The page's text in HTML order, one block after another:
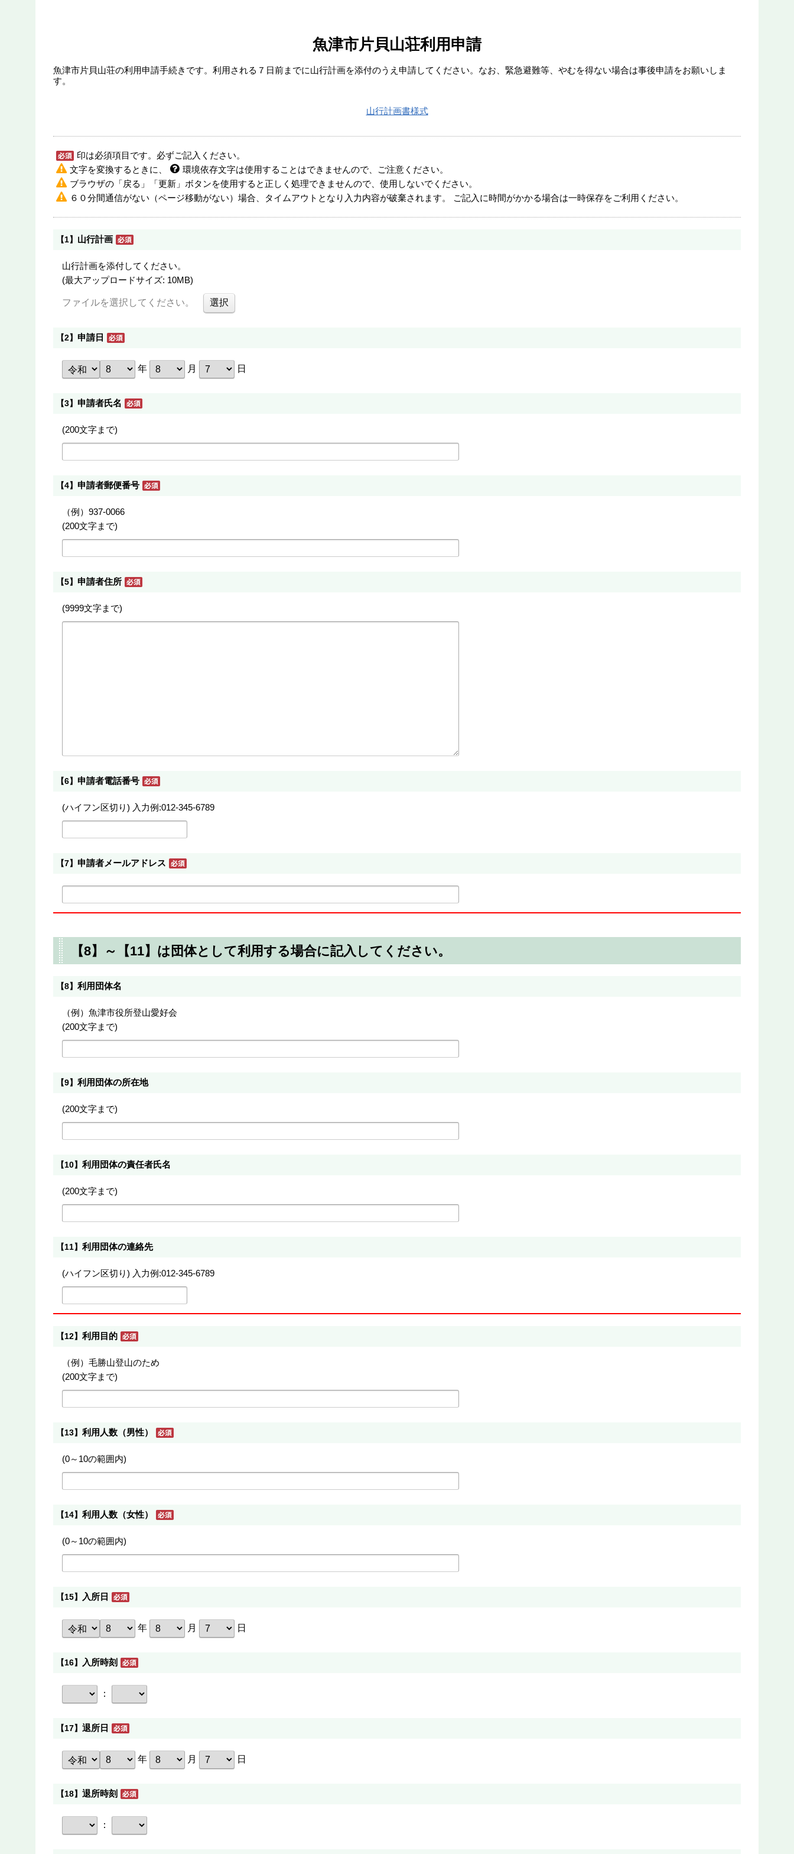
魚津市片貝山荘利用申請
魚津市片貝山荘の利用申請手続きです。利用される７日前までに山行計画を添付のうえ申請してください。なお、緊急避難等、やむを得ない場合は事後申請をお願いしま
す。
山行計画書様式
印は必須項目です。必ずご記入ください。
文字を変換するときに、
環境依存文字は使用することはできませんので、ご注意ください。
ブラウザの「戻る」「更新」ボタンを使用すると正しく処理できませんので、使用しないでください。
６０分間通信がない（ページ移動がない）場合、タイムアウトとなり入力内容が破棄されます。 ご記入に時間がかかる場合は一時保存をご利用ください。
【1】 山行計画
山行計画を添付してください。
(最大アップロードサイズ: 10MB)
ファイルを選択してください。
【2】 申請日
年 月 日
【3】 申請者氏名
(200文字まで)
【4】 申請者郵便番号
（例）937-0066
(200文字まで)
【5】 申請者住所
(9999文字まで)
【6】 申請者電話番号
(ハイフン区切り) 入力例:012-345-6789
【7】 申請者メールアドレス
【8】～【11】は団体として利用する場合に記入してください。
【8】 利用団体名
（例）魚津市役所登山愛好会
(200文字まで)
【9】 利用団体の所在地
(200文字まで)
【10】 利用団体の責任者氏名
(200文字まで)
【11】 利用団体の連絡先
(ハイフン区切り) 入力例:012-345-6789
【12】 利用目的
（例）毛勝山登山のため
(200文字まで)
【13】 利用人数（男性）
(0～10の範囲内)
【14】 利用人数（女性）
(0～10の範囲内)
【15】 入所日
年 月 日
【16】 入所時刻
：
【17】 退所日
年 月 日
【18】 退所時刻
：